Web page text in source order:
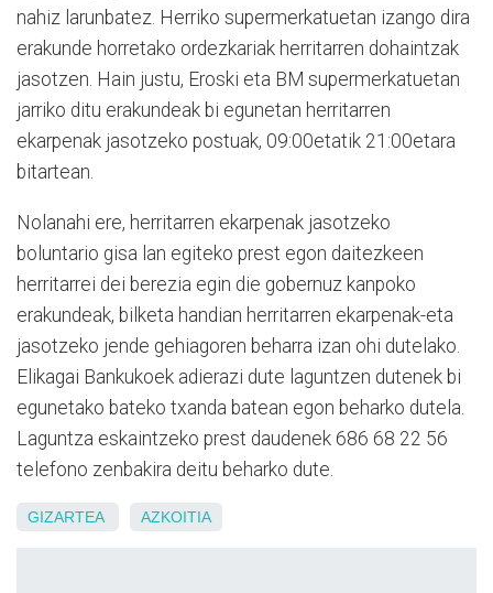
nahiz larunbatez. Herriko supermerkatuetan izango dira
erakunde horretako ordezkariak herritarren dohaintzak
jasotzen. Hain justu, Eroski eta BM supermerkatuetan
jarriko ditu erakundeak bi egunetan herritarren
ekarpenak jasotzeko postuak, 09:00etatik 21:00etara
bitartean.
Nolanahi ere, herritarren ekarpenak jasotzeko
boluntario gisa lan egiteko prest egon daitezkeen
herritarrei dei berezia egin die gobernuz kanpoko
erakundeak, bilketa handian herritarren ekarpenak-eta
jasotzeko jende gehiagoren beharra izan ohi dutelako.
Elikagai Bankukoek adierazi dute laguntzen dutenek bi
egunetako bateko txanda batean egon beharko dutela.
Laguntza eskaintzeko prest daudenek 686 68 22 56
telefono zenbakira deitu beharko dute.
GIZARTEA AZKOITIA